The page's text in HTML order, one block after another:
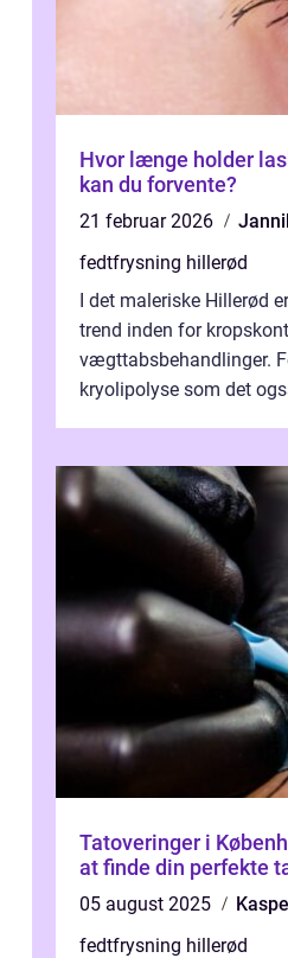
Hvor længe holder
kan du forvente?
21 februar 2026
fedtfrysning hillerød
I det maleriske Hillerød
trend inden for
vægttabsbehandlinger.
kryolipolyse som det
Tatoveringer i
at finde din perfekte
05 august 2025
fedtfrysning hillerød